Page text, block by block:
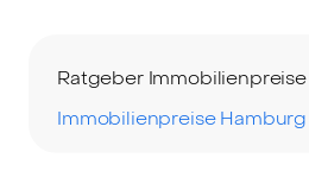
Ratgeber Immobilienpreise
Immobilienpreise Hamburg